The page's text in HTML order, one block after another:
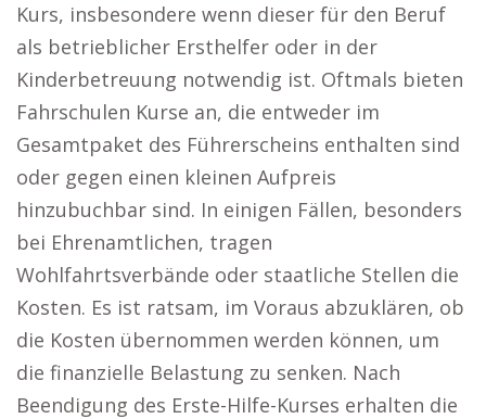
Kurs, insbesondere wenn dieser für den Beruf
als betrieblicher Ersthelfer oder in der
Kinderbetreuung notwendig ist. Oftmals bieten
Fahrschulen Kurse an, die entweder im
Gesamtpaket des Führerscheins enthalten sind
oder gegen einen kleinen Aufpreis
hinzubuchbar sind. In einigen Fällen, besonders
bei Ehrenamtlichen, tragen
Wohlfahrtsverbände oder staatliche Stellen die
Kosten. Es ist ratsam, im Voraus abzuklären, ob
die Kosten übernommen werden können, um
die finanzielle Belastung zu senken. Nach
Beendigung des Erste-Hilfe-Kurses erhalten die